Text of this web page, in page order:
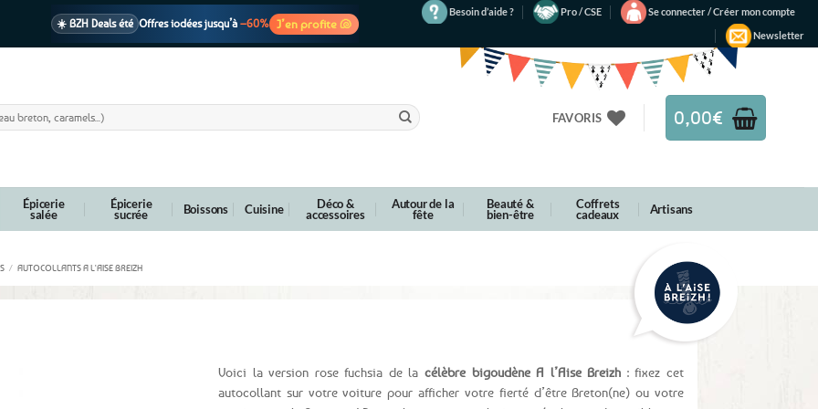
☀️ BZH Deals été Offres iodées jusqu’à –60% J’en profite 🐚
Besoin d’aide ? Pro / CSE
Se connecter / Créer mon compte
Newsletter
FAVORIS 0,00€
Épicerie
salée
Épicerie
sucrée Boissons Cuisine Déco &
accessoires
Autour de la
fête
Beauté &
bien-être
Coffrets
cadeaux Artisans
/ AUTOCOLLANTS A L'AISE BREIZH
Voici la version rose fuchsia de la célèbre bigoudène A l’Aise Breizh : fixez cet
autocollant sur votre voiture pour afficher votre fierté d’être Breton(ne) ou votre